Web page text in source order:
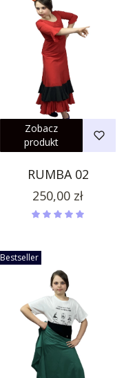
Zobacz
produkt
RUMBA 02
Cena
250,00 zł
Bestseller